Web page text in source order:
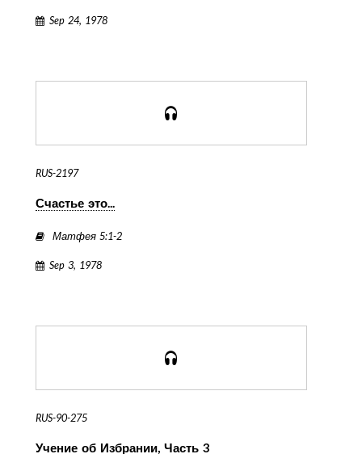
Sep 24, 1978
RUS-2197
Счастье это...
Матфея 5:1-2
Sep 3, 1978
RUS-90-275
Учение об Избрании, Часть 3